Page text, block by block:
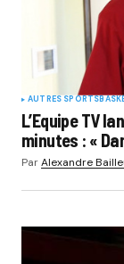
Submit
AUTRES SPORTS
L’Equipe TV
minutes : «
ParAlexandre